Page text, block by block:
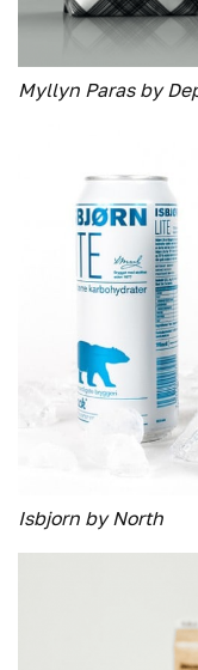
Myllyn Paras by
Isbjorn by North